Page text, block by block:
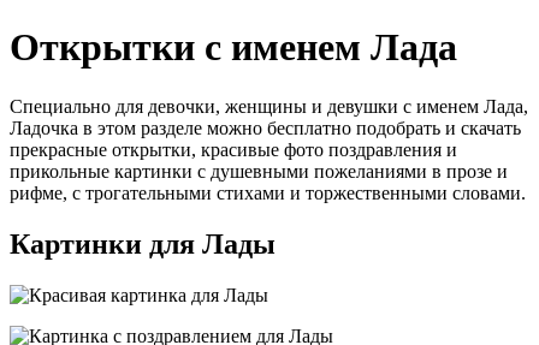
Открытки с именем Лада
Специально для девочки, женщины и девушки с именем Лада,
Ладочка в этом разделе можно бесплатно подобрать и скачать
прекрасные открытки, красивые фото поздравления и
прикольные картинки с душевными пожеланиями в прозе и
рифме, с трогательными стихами и торжественными словами.
Картинки для Лады